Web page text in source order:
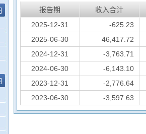
报告期
收入合计
2025-12-31
-625.23
2025-06-30
46,417.72
2024-12-31
-3,763.71
2024-06-30
-6,143.10
2023-12-31
-2,776.64
2023-06-30
-3,597.63